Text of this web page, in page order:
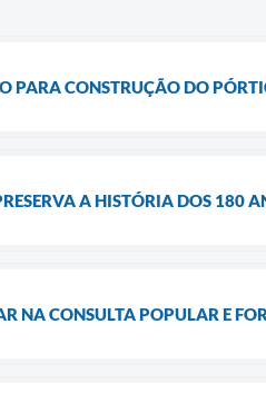
PARA CONSTRUÇÃO DO
A HISTÓRIA DOS 180
NA CONSULTA POPULAR E